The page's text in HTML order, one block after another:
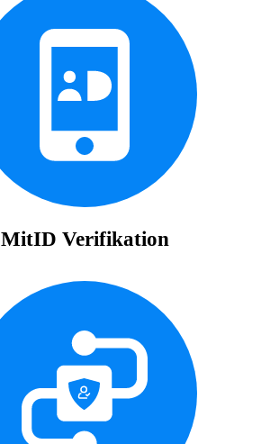
MitID Verifikation